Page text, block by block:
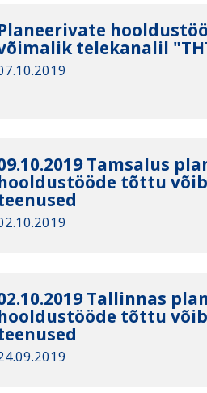
telekanalil
Tamsalus
tõttu
Tallinnas
tõttu